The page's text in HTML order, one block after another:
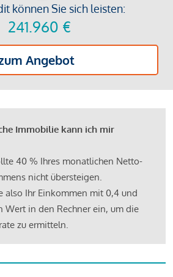
können Sie sich leisten:
241.960 €
Angebot
Immobilie kann ich mir
40 % Ihres monatlichen Netto-
nicht übersteigen.
also Ihr Einkommen mit 0,4 und
Wert in den Rechner ein, um die
zu ermitteln.